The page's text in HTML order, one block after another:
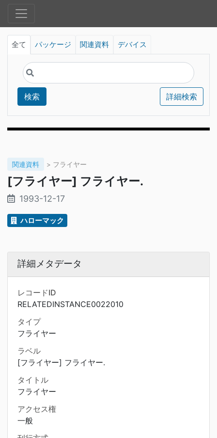
全て パッケージ 関連資料 デバイス
検索 詳細検索
関連資料 > フライヤー
[フライヤー] フライヤー.
1993-12-17
ハローマック
詳細メタデータ
レコードID
RELATEDINSTANCE0022010
タイプ
フライヤー
ラベル
[フライヤー] フライヤー.
タイトル
フライヤー
アクセス権
一般